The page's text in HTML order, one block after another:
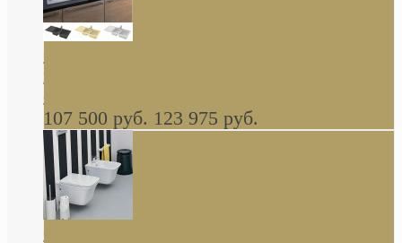
керамическая мойка 1160 x 510 мм белая,
серая, черная, бежевая В НАЛИЧИИ
107 500 руб. 123 975 руб.